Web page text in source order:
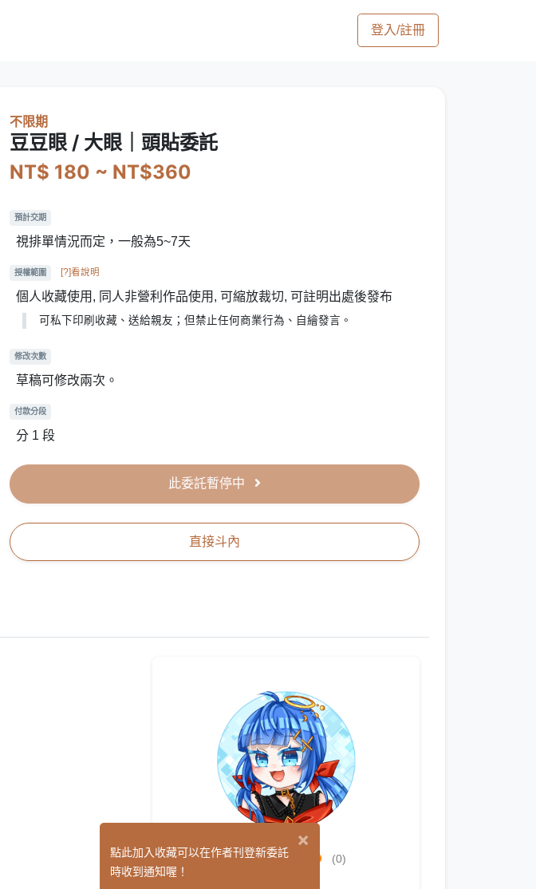
登入/註冊
不限期
豆豆眼 / 大眼｜頭貼委託
NT$ 180 ~ NT$360
預計交期
視排單情況而定，一般為5~7天
授權範圍 [?]看說明
個人收藏使用, 同人非營利作品使用, 可縮放裁切, 可註明出處後發布
可私下印刷收藏、送給親友；但禁止任何商業行為、自繪發言。
修改次數
草稿可修改兩次。
付款分段
分 1 段
此委託暫停中
直接斗內
御惟yuiri (0)
×
點此加入收藏可以在作者刊登新委託
時收到通知喔！